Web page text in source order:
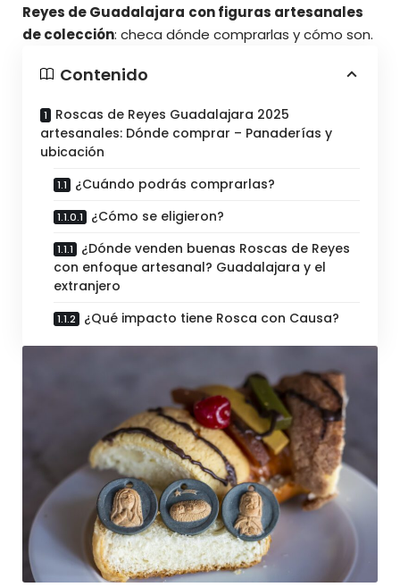
Reyes de Guadalajara con figuras artesanales
de colección: checa dónde comprarlas y cómo son.
Contenido
Roscas de Reyes Guadalajara 2025
artesanales: Dónde comprar – Panaderías y
ubicación
¿Cuándo podrás comprarlas?
¿Cómo se eligieron?
¿Dónde venden buenas Roscas de Reyes
con enfoque artesanal? Guadalajara y el
extranjero
¿Qué impacto tiene Rosca con Causa?